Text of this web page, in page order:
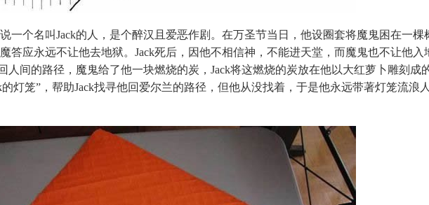
一个名叫Jack的人，是个醉汉且爱恶作剧。在万圣节当日，他设圈套将魔鬼困在一棵
答应永远不让他去地狱。Jack死后，因他不相信神，不能进天堂，而魔鬼也不让他入
人间的路径，魔鬼给了他一块燃烧的炭，Jack将这燃烧的炭放在他以大红萝卜雕刻成
灯笼”，帮助Jack找寻他回爱尔兰的路径，但他从没找着，于是他永远带著灯笼流浪人